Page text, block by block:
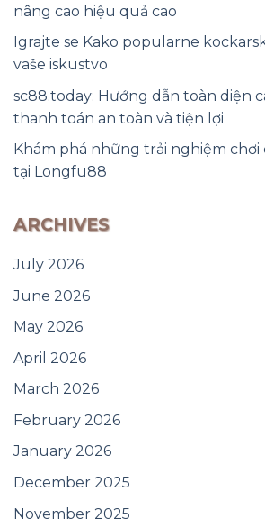
nâng cao hiệu quả cao
Igrajte se Kako popularne
vaše iskustvo
sc88.today: Hướng dẫn toàn diện
thanh toán an toàn và tiện lợi
Khám phá những trải nghiệm chơi
tại Longfu88
ARCHIVES
July 2026
June 2026
May 2026
April 2026
March 2026
February 2026
January 2026
December 2025
November 2025